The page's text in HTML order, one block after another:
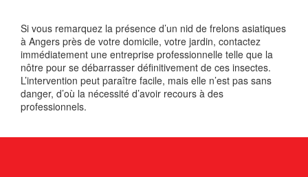
Si vous remarquez la présence d’un nid de frelons asiatiques
à Angers près de votre domicile, votre jardin, contactez
immédiatement une entreprise professionnelle telle que la
nôtre pour se débarrasser définitivement de ces insectes.
L’intervention peut paraître facile, mais elle n’est pas sans
danger, d’où la nécessité d’avoir recours à des
professionnels.